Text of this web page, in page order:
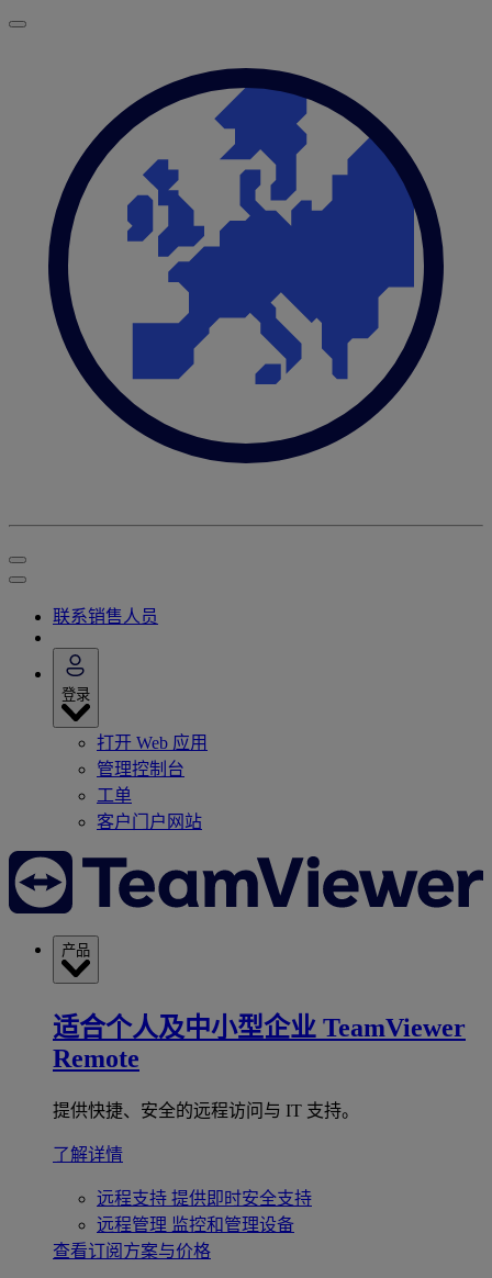
联系销售人员
登录
打开 Web 应用
管理控制台
工单
客户门户网站
产品
适合个人及中小型企业 TeamViewer
Remote
提供快捷、安全的远程访问与 IT 支持。
了解详情
远程支持 提供即时安全支持
远程管理 监控和管理设备
查看订阅方案与价格